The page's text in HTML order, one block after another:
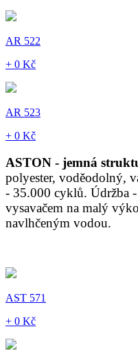
AR 522
+ 0 Kč
AR 523
+ 0 Kč
ASTON - jemná
polyester, voděodolný,
- 35.000 cyklů. Údržba
vysavačem na malý
navlhčeným vodou.
AST 571
+ 0 Kč